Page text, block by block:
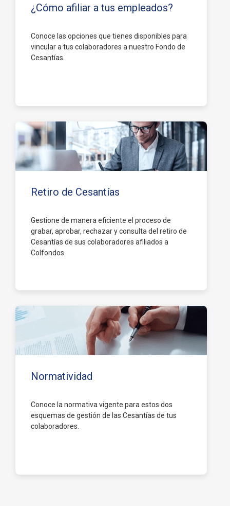
¿Cómo afiliar a tus empleados?
Conoce las opciones que tienes disponibles para
vincular a tus colaboradores a nuestro Fondo de
Cesantías.
Retiro de Cesantías
Gestione de manera eficiente el proceso de
grabar, aprobar, rechazar y consulta del retiro de
Cesantías de sus colaboradores afiliados a
Colfondos.
Conoce más aquí
Normatividad
Conoce la normativa vigente para estos dos
esquemas de gestión de las Cesantías de tus
colaboradores.
Ver más